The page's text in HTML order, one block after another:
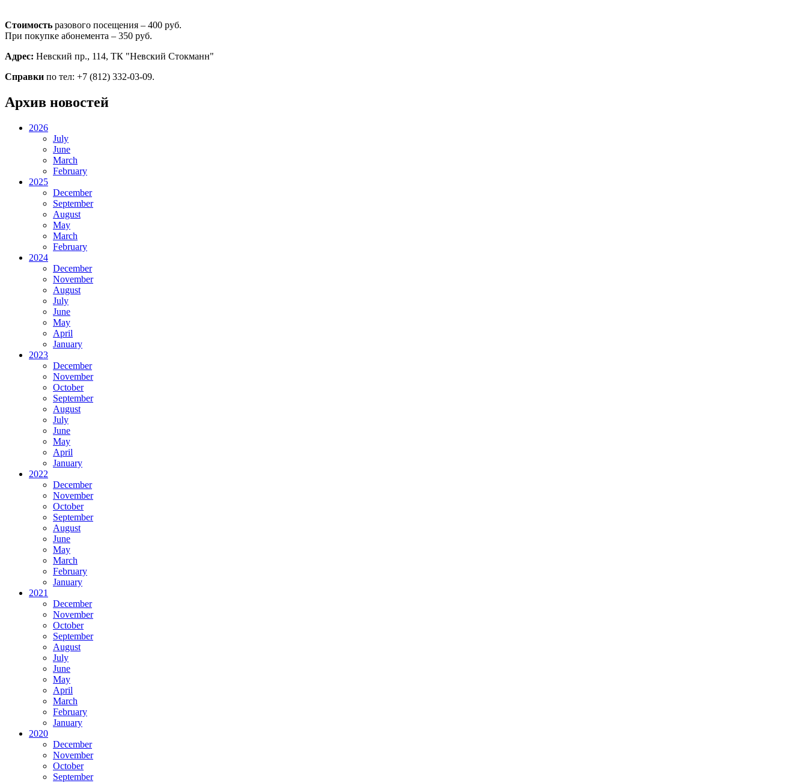
Стоимость разового посещения – 400 руб.
При покупке абонемента – 350 руб.
Адрес: Невский пр., 114, ТК "Невский Стокманн"
Справки по тел: +7 (812) 332-03-09.
Архив новостей
2026
July
June
March
February
2025
December
September
August
May
March
February
2024
December
November
August
July
June
May
April
January
2023
December
November
October
September
August
July
June
May
April
January
2022
December
November
October
September
August
June
May
March
February
January
2021
December
November
October
September
August
July
June
May
April
March
February
January
2020
December
November
October
September